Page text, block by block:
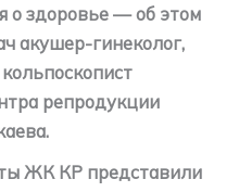
о здоровье — об этом
акушер-гинеколог,
репродукции
ЖК КР представили